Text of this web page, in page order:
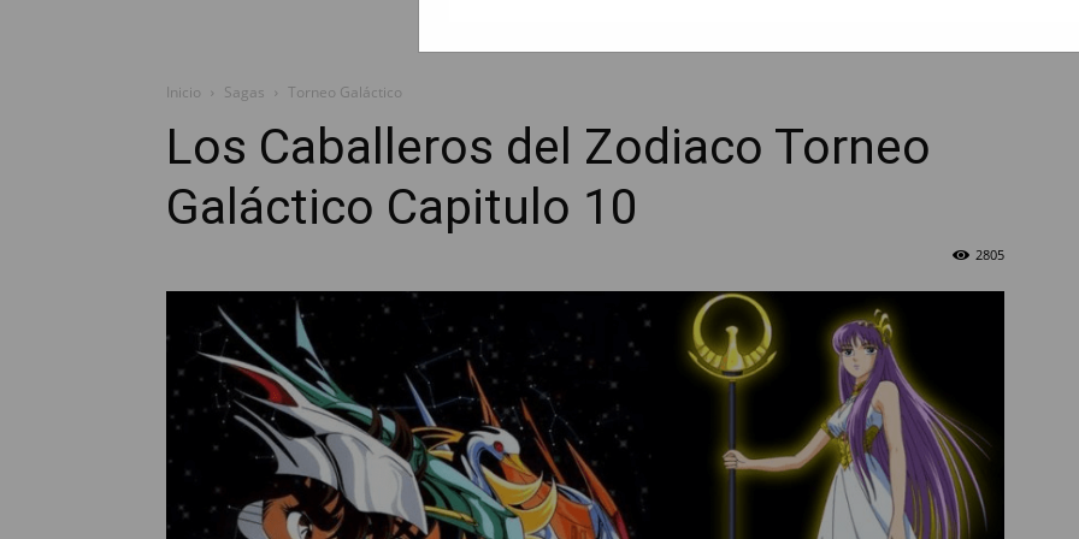
Inicio Sagas Torneo Galáctico
Los Caballeros del Zodiaco Torneo
Galáctico Capitulo 10
2805